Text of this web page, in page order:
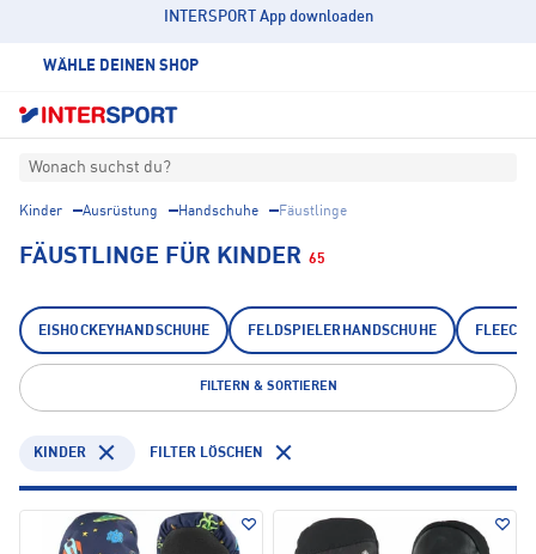
INTERSPORT App downloaden
WÄHLE DEINEN SHOP
Wonach suchst du?
Kinder Ausrüstung Handschuhe Fäustlinge
FÄUSTLINGE FÜR KINDER 65
EISHOCKEYHANDSCHUHE FELDSPIELERHANDSCHUHE
FILTERN & SORTIEREN
KINDER FILTER LÖSCHEN